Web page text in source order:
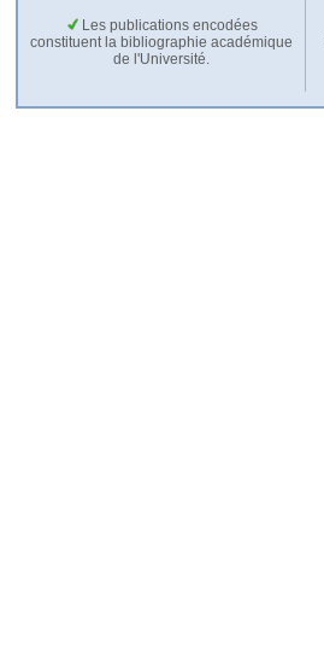
Les publications encodées
constituent la bibliographie académique
de l'Université.